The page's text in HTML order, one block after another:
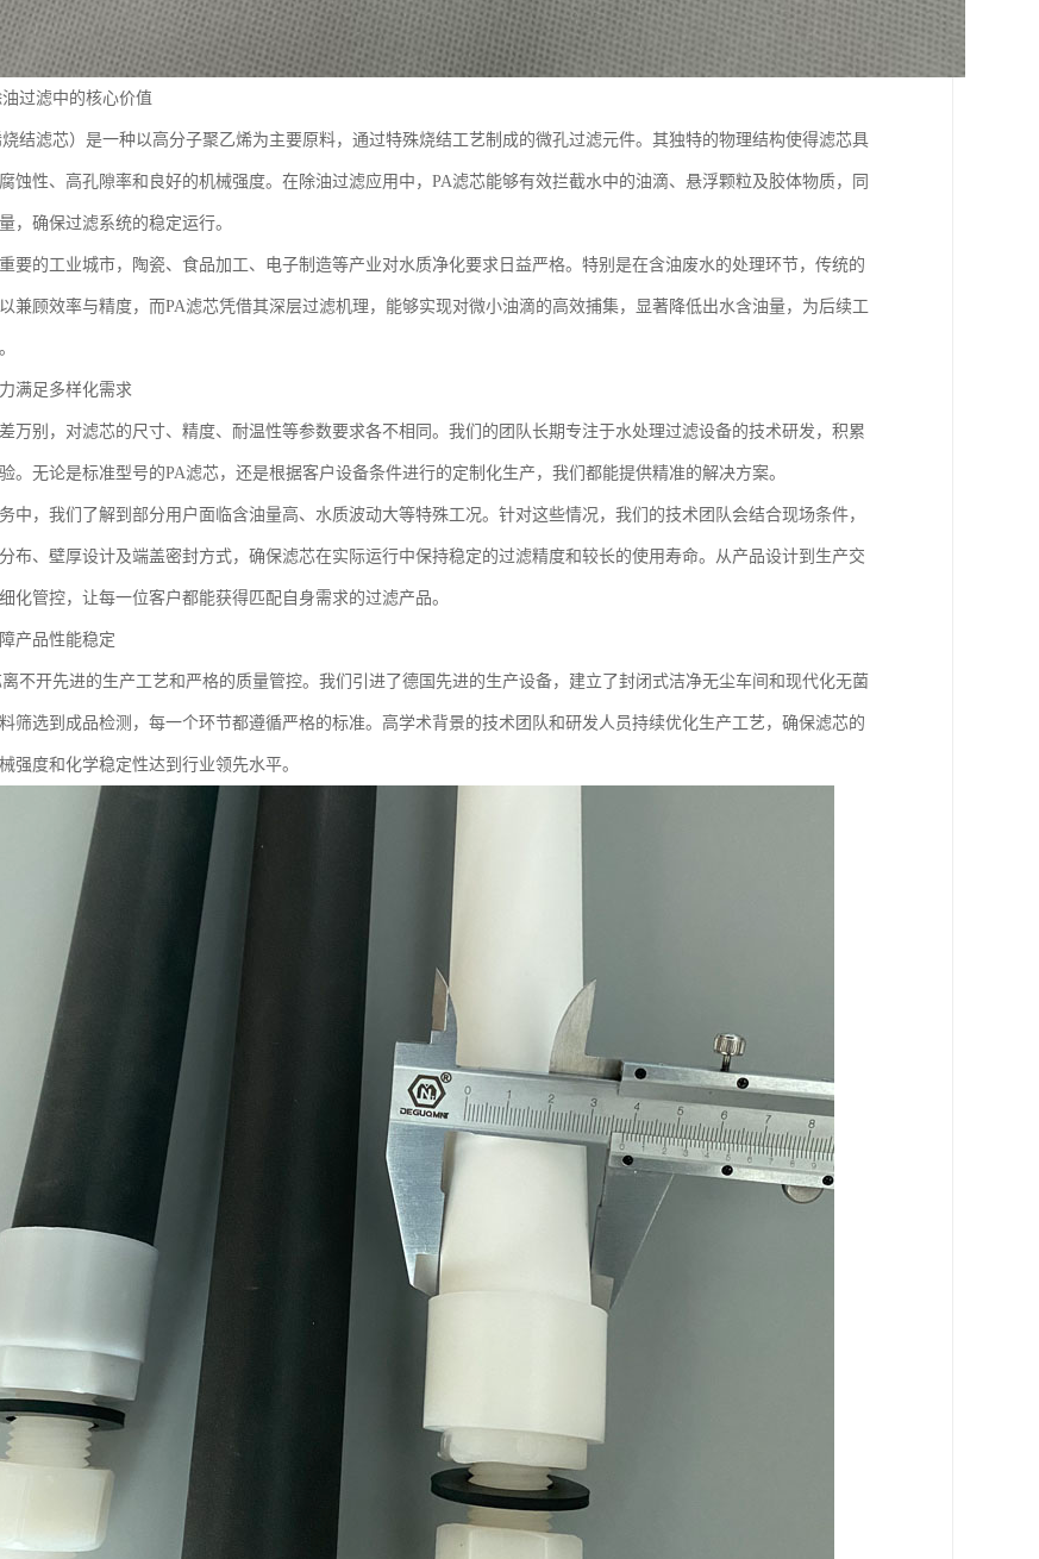
过滤中的核心价值
结滤芯）是一种以高分子聚乙烯为主要原料，通过特殊烧结工艺制成的微孔过滤元件。其独特的物理结构使得滤芯具
蚀性、高孔隙率和良好的机械强度。在除油过滤应用中，PA滤芯能够有效拦截水中的油滴、悬浮颗粒及胶体物质，同
，确保过滤系统的稳定运行。
要的工业城市，陶瓷、食品加工、电子制造等产业对水质净化要求日益严格。特别是在含油废水的处理环节，传统的
兼顾效率与精度，而PA滤芯凭借其深层过滤机理，能够实现对微小油滴的高效捕集，显著降低出水含油量，为后续工
满足多样化需求
万别，对滤芯的尺寸、精度、耐温性等参数要求各不相同。我们的团队长期专注于水处理过滤设备的技术研发，积累
。无论是标准型号的PA滤芯，还是根据客户设备条件进行的定制化生产，我们都能提供精准的解决方案。
中，我们了解到部分用户面临含油量高、水质波动大等特殊工况。针对这些情况，我们的技术团队会结合现场条件，
布、壁厚设计及端盖密封方式，确保滤芯在实际运行中保持稳定的过滤精度和较长的使用寿命。从产品设计到生产交
化管控，让每一位客户都能获得匹配自身需求的过滤产品。
产品性能稳定
不开先进的生产工艺和严格的质量管控。我们引进了德国先进的生产设备，建立了封闭式洁净无尘车间和现代化无菌
筛选到成品检测，每一个环节都遵循严格的标准。高学术背景的技术团队和研发人员持续优化生产工艺，确保滤芯的
强度和化学稳定性达到行业领先水平。